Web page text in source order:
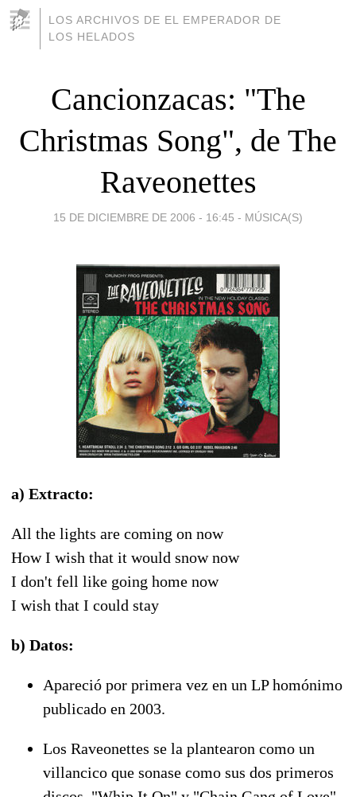
LOS ARCHIVOS DE EL EMPERADOR DE
LOS HELADOS
Cancionzacas: "The
Christmas Song", de The
Raveonettes
15 DE DICIEMBRE DE 2006 - 16:45 - MÚSICA(S)
a) Extracto:
All the lights are coming on now
How I wish that it would snow now
I don't fell like going home now
I wish that I could stay
b) Datos:
Apareció por primera vez en un LP homónimo
publicado en 2003.
Los Raveonettes se la plantearon como un
villancico que sonase como sus dos primeros